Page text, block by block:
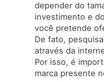
depender do
investimento e
você pretende
De fato,
através da
Por isso, é
marca presente